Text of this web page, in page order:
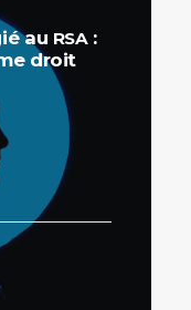
au RSA:
droit